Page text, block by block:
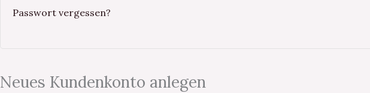
Passwort vergessen?
Neues Kundenkonto anlegen